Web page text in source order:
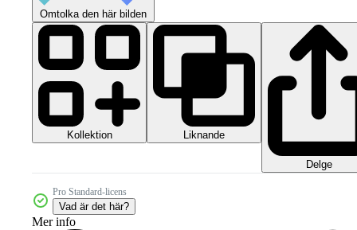
Omtolka den här bilden
Kollektion Liknande
Delge
Pro Standard-licens
Vad är det här?
Mer info